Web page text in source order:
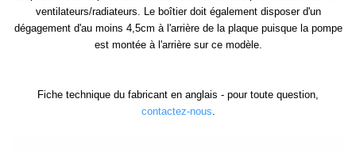
ventilateurs/radiateurs. Le boîtier doit également disposer d'un
dégagement d'au moins 4,5cm à l'arrière de la plaque puisque la pompe
est montée à l'arrière sur ce modèle.
Fiche technique du fabricant en anglais - pour toute question,
contactez-nous.